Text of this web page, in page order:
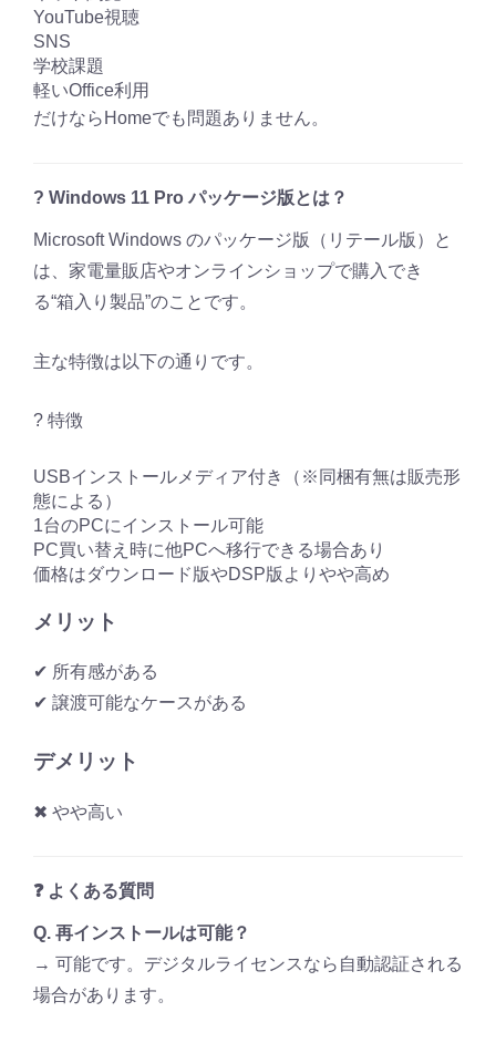
YouTube視聴
SNS
学校課題
軽いOffice利用
だけならHomeでも問題ありません。
? Windows 11 Pro パッケージ版とは？
Microsoft Windows のパッケージ版（リテール版）と
は、家電量販店やオンラインショップで購入でき
る“箱入り製品”のことです。
主な特徴は以下の通りです。
? 特徴
USBインストールメディア付き（※同梱有無は販売形
態による）
1台のPCにインストール可能
PC買い替え時に他PCへ移行できる場合あり
価格はダウンロード版やDSP版よりやや高め
メリット
✔ 所有感がある
✔ 譲渡可能なケースがある
デメリット
✖ やや高い
❓ よくある質問
Q. 再インストールは可能？
→ 可能です。デジタルライセンスなら自動認証される
場合があります。